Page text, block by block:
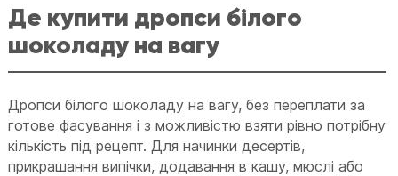
Де купити дропси білого
шоколаду на вагу
Дропси білого шоколаду на вагу, без переплати за
готове фасування і з можливістю взяти рівно потрібну
кількість під рецепт. Для начинки десертів,
прикрашання випічки, додавання в кашу, мюслі або